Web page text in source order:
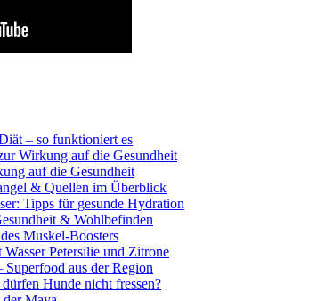
– so funktioniert es
Wirkung auf die Gesundheit
auf die Gesundheit
& Quellen im Überblick
Tipps für gesunde Hydration
& Wohlbefinden
Muskel-Boosters
Petersilie und Zitrone
Superfood aus der Region
Hunde nicht fressen?